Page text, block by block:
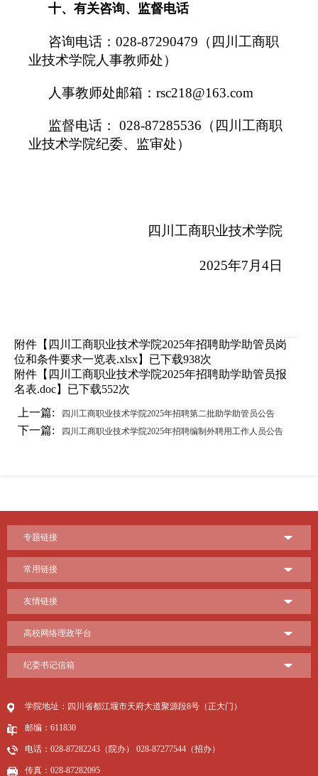
十、有关咨询、监督电话
咨询电话：028-87290479（四川工商职
业技术学院人事教师处）
人事教师处邮箱：rsc218@163.com
监督电话：
028-87285536（四川工商职
业技术学院纪委、监审处）
四川工商职业技术学院
2025年7 月4日
附件【 四川工商职业技术学院2025年招聘助学助管员岗
位和条件要求一览表.xlsx】已下载938次
附件【 四川工商职业技术学院2025年招聘助学助管员报
名表.doc】已下载552次
上一篇:
四川工商职业技术学院2025年招聘第二批助学助管员公告
下一篇: 四川工商职业技术学院2025年招聘编制外聘用工作人员公告
专题链接
常用链接
友情链接
高校网络理政平台
纪委书记信箱
学院地址：四川省都江堰市天府大道聚源段8号（正大门）
邮编：611830
电话：028-87282243（院办） 028-87277544（招办）
传真：028-87282095